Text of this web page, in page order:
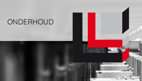
ONDERHOUD